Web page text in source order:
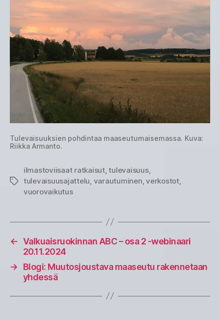
Tulevaisuuksien pohdintaa maaseutumaisemassa. Kuva:
Riikka Armanto.
Avainsanat
ilmastoviisaat ratkaisut, tulevaisuus,
tulevaisuusajattelu varautuminen ,verkostot,
vuorovaikutus
← Valkuaisruokinnan ABC – osa 2 -webinaari
20.11.2024
→
Blogi: Muutosjoustava maaseutu rakennetaan
yhdessä